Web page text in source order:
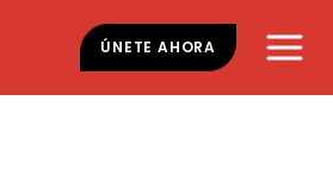
ÚNETE AHORA